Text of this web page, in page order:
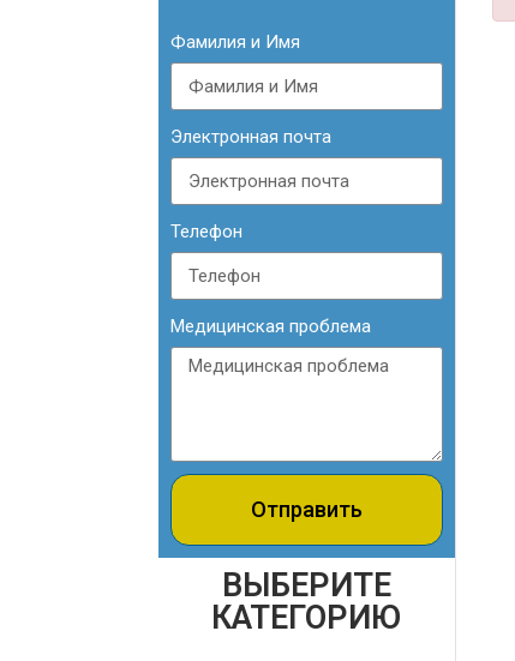
Фамилия и Имя
Электронная почта
Телефон
Медицинская проблема
Отправить
ВЫБЕРИТЕ
КАТЕГОРИЮ